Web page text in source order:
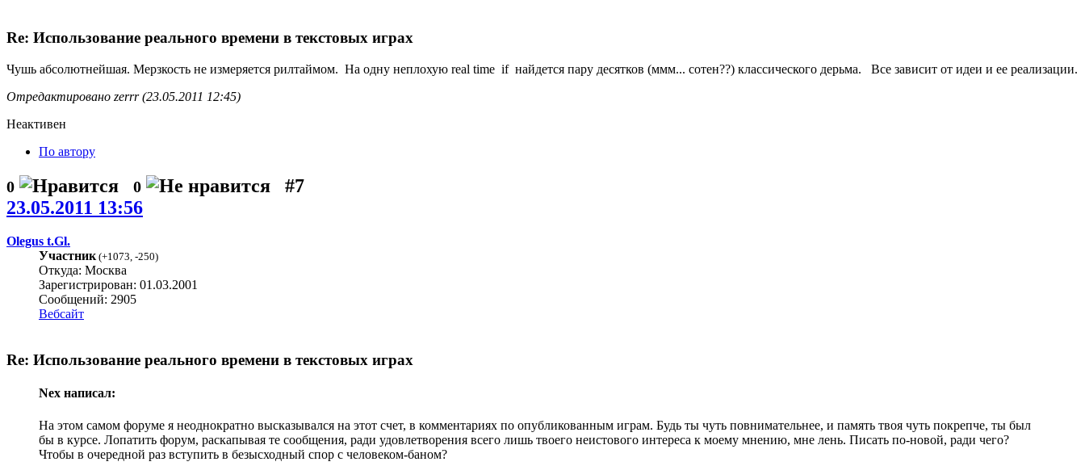
Re: Использование реального времени в текстовых играх
Чушь абсолютнейшая. Мерзкость не измеряется рилтаймом. На одну неплохую real time if найдется пару десятков (ммм... сотен??) классического дерьма. Все зависит от идеи и ее реализации.
Отредактировано zerrr (23.05.2011 12:45)
Неактивен
По автору
0 0
#7
23.05.2011 13:56
Olegus t.Gl.
Участник(+1073, -250)
Откуда: Москва
Зарегистрирован: 01.03.2001
Сообщений: 2905
Вебсайт
Re: Использование реального времени в текстовых играх
Nex написал:
На этом самом форуме я неоднократно высказывался на этот счет, в комментариях по опубликованным играм. Будь ты чуть повнимательнее, и память твоя чуть покрепче, ты был
бы в курсе. Лопатить форум, раскапывая те сообщения, ради удовлетворения всего лишь твоего неистового интереса к моему мнению, мне лень. Писать по-новой, ради чего?
Чтобы в очередной раз вступить в безысходный спор с человеком-баном?